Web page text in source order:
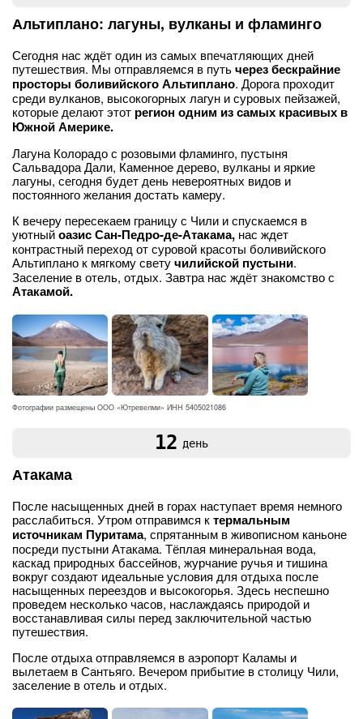
Альтиплано: лагуны, вулканы и фламинго
Сегодня нас ждёт один из самых впечатляющих дней
путешествия. Мы отправляемся в путьчерез бескрайние
просторы боливийского Альтиплано. Дорога проходит
среди вулканов, высокогорных лагун и суровых пейзажей,
которые делают этот регион одним из самых красивых в
Южной Америке.
Лагуна Колорадо с розовыми фламинго, пустыня
Сальвадора Дали, Каменное дерево, вулканы и яркие
лагуны, сегодня будет день невероятных видов и
постоянного желания достать камеру.
К вечеру пересекаем границу с Чили и спускаемся в
уютныйоазис Сан-Педро-де-Атакама, нас ждет
контрастный переход от суровой красоты боливийского
Альтиплано к мягкому светучилийской пустыни.
Заселение в отель, отдых. Завтра нас ждёт знакомство с
Атакамой.
Фотографии размещены ООО «Ютревелми» ИНН 5405021086
12 день
Атакама
После насыщенных дней в горах наступает время немного
расслабиться. Утром отправимся ктермальным
источникам Пуритама, спрятанным в живописном каньоне
посреди пустыни Атакама. Тёплая минеральная вода,
каскад природных бассейнов, журчание ручья и тишина
вокруг создают идеальные условия для отдыха после
насыщенных переездов и высокогорья. Здесь неспешно
проведем несколько часов, наслаждаясь природой и
восстанавливая силы перед заключительной частью
путешествия.
После отдыха отправляемся в аэропорт Каламы и
вылетаем в Сантьяго. Вечером прибытие в столицу Чили,
заселение в отель и отдых.